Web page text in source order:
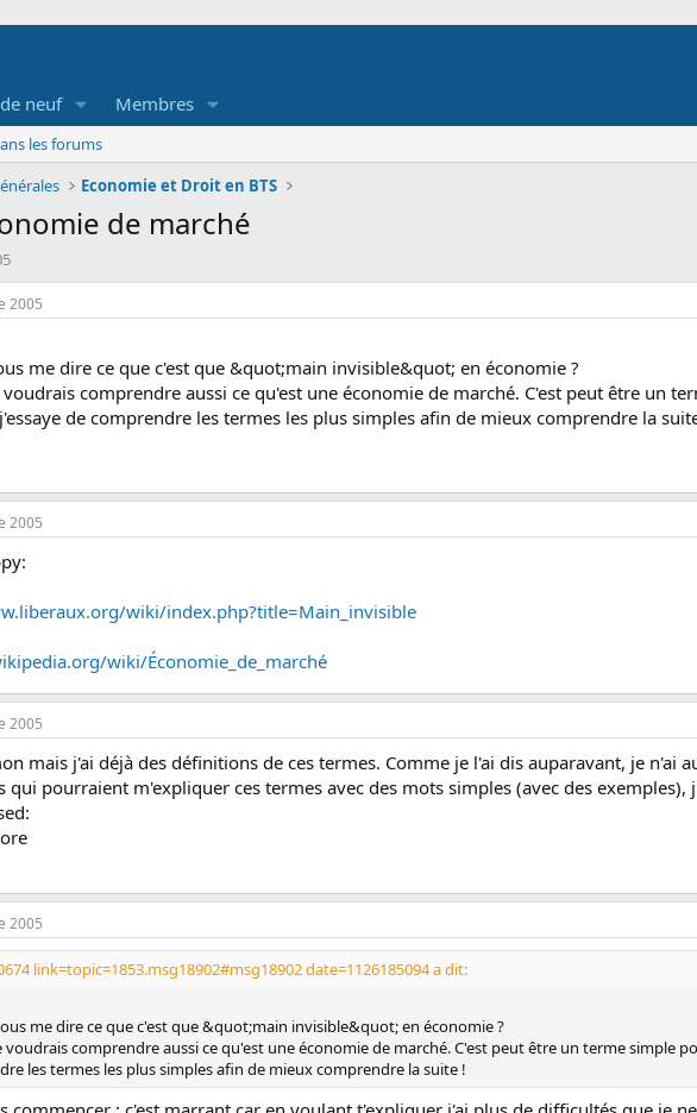
neuf Membres
les forums
Economie et Droit en BTS
de marché
2005
me dire ce que c'est que &quot;main invisible&quot; en économie ?
voudrais comprendre aussi ce qu'est une économie de marché. C'est peut être un
de comprendre les termes les plus simples afin de mieux comprendre la
2005
wiki/index.php?title=Main_invisible
wiki/Économie_de_marché
2005
mais j'ai déjà des définitions de ces termes. Comme je l'ai dis auparavant, je n'ai
qui pourraient m'expliquer ces termes avec des mots simples (avec des
2005
link=topic=1853.msg18902#msg18902 date=1126185094 a dit:
me dire ce que c'est que &quot;main invisible&quot; en économie ?
voudrais comprendre aussi ce qu'est une économie de marché. C'est peut être un terme simple
les termes les plus simples afin de mieux comprendre la suite !